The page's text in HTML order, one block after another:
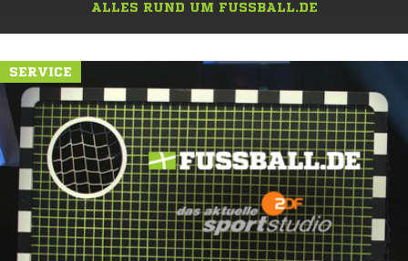
ALLES RUND UM FUSSBALL.DE
SERVICE